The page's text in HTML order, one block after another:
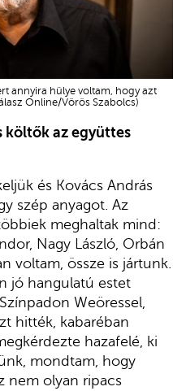
annyira hülye voltam, hogy azt
Online/Vörös Szabolcs)
költők az együttes
és Kovács András
szép anyagot. Az
meghaltak mind:
Nagy László, Orbán
voltam, össze is jártunk.
jó hangulatú estet
Weöressel,
hitték, kabaréban
hazafelé, ki
mondtam, hogy
nem olyan ripacs